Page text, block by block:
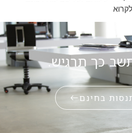
כך תרגיש.
בחינם